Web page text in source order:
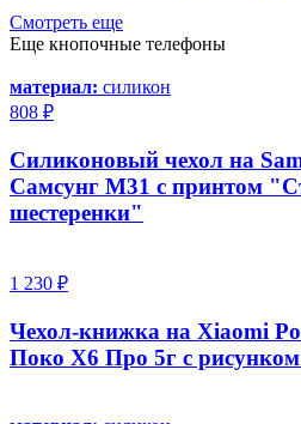
Смотреть еще
Еще кнопочные телефоны
материал: силикон
808 ₽
Силиконовый чехол на
Самсунг М31 с принтом
шестеренки"
1 230 ₽
Чехол-книжка на Xiaomi
Поко Х6 Про 5г с